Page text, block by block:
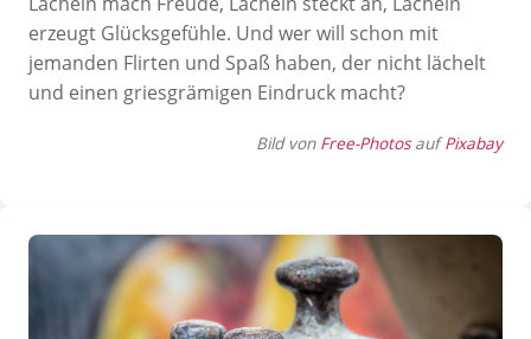
erzeugt Glücksgefühle. Und wer will schon mit
jemanden Flirten und Spaß haben, der nicht lächelt
und einen griesgrämigen Eindruck macht?
Bild von Free-PhotosaufPixabay